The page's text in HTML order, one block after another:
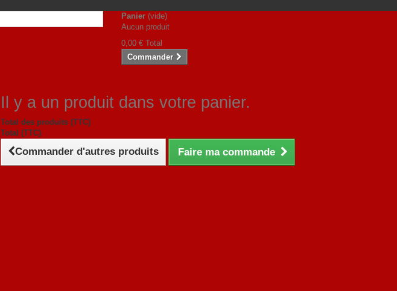
Panier (vide)
Aucun produit
0,00 € Total
Commander
Il y a un produit dans votre panier.
Total des produits (TTC)
Total (TTC)
Commander d'autres produits Faire ma commande